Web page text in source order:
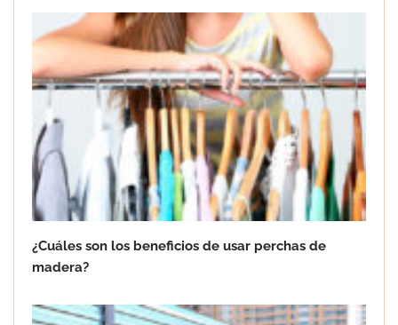
Goo! Lavanderías: el modelo que
revoluciona la colada inteligente junto
a Tormo Franquicias
¿Cuáles son los beneficios de usar perchas de
madera?